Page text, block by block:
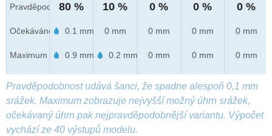
Pravděpod.
Očekáváno
Maximum
80 %
0.1 mm
0.9 mm
10 %
0 mm
0.2 mm
0 %
0 mm
0 mm
0 %
0 mm
0 mm
0 %
0 mm
0 mm
Pravděpodobnost udává šanci, že spadne alespoň 0,1 mm
srážek. Maximum zobrazuje nejvyšší možný úhrn srážek,
očekávaný úhrn pak nejpravděpodobnější variantu. Výpočet
vychází ze 40 výstupů modelu.